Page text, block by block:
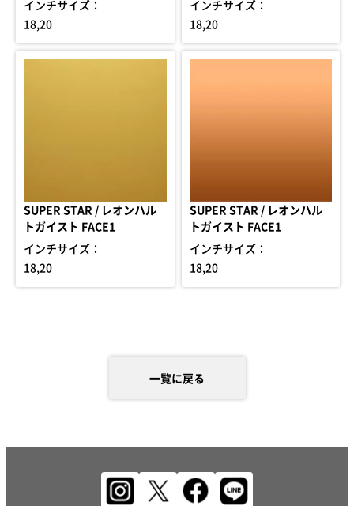
インチサイズ：
18,20
インチサイズ：
18,20
SUPER STAR / レオンハル
トガイスト FACE1
インチサイズ：
18,20
SUPER STAR / レオンハル
トガイスト FACE1
インチサイズ：
18,20
一覧に戻る